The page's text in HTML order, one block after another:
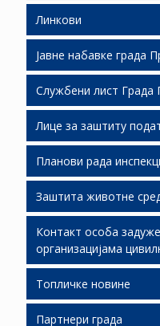
Људски ресурси
Подршка
Слободне
Економски развој
Јавно
Линкови
Јавне набавке града
Јавне набавке
Јавне набавке
Јавне набавке
Јавне набавке
Јавне набавке
Јавне набавке
Јавне набавке
Службени лист Града
СЛГП 2026
СЛГП 2025
СЛГП 2024
СЛГП 2023
СЛГП 2022
СЛГП 2021
Лице за заштиту
Планови рада
Планови рада И.С.
Заштита животне
Стање животне
Квалитет
Дозволе за
Обавештења о
Процена утицаја
Контакт особа
организацијама
Топличке новине
Топличке новине
Партнери града